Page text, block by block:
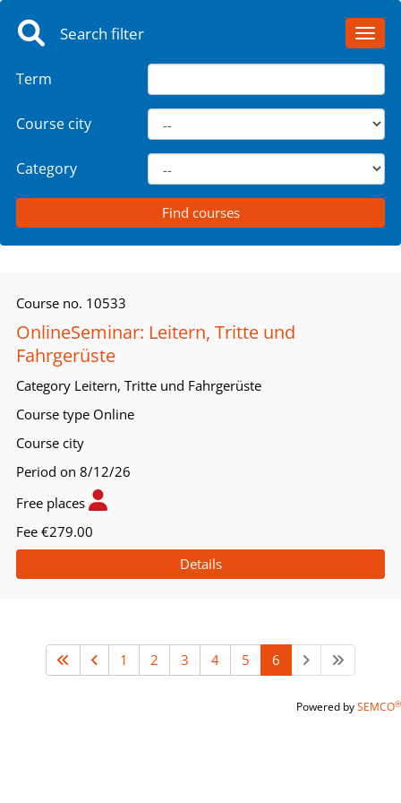
Search filter
Term
Course city
Category
Course no. 10533
OnlineSeminar: Leitern, Tritte und
Fahrgerüste
Category Leitern, Tritte und Fahrgerüste
Course type Online
Course city
Period on 8/12/26
Free places
Fee €279.00
Details
1 2 3 4 5 6
Powered bySEMCO®